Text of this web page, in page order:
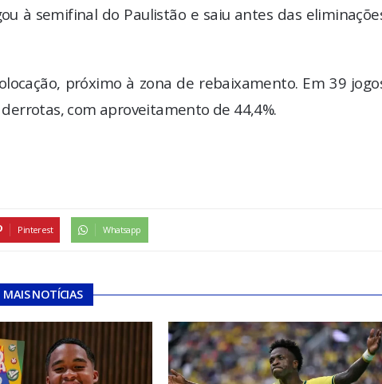
à semifinal do Paulistão e saiu antes das
próximo à zona de rebaixamento. Em 39
com aproveitamento de 44,4%.
Pinterest Whatsapp
MAIS NOTÍCIAS